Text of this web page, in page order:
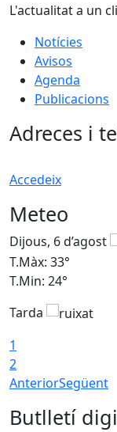
L'actualitat a un
Notícies
Avisos
Agenda
Publicacions
Adreces i
Accedeix
Meteo
Dijous, 6 d’agost
T.Màx: 33°
T.Min: 24°
Tarda
1
2
AnteriorSegüent
Butlletí